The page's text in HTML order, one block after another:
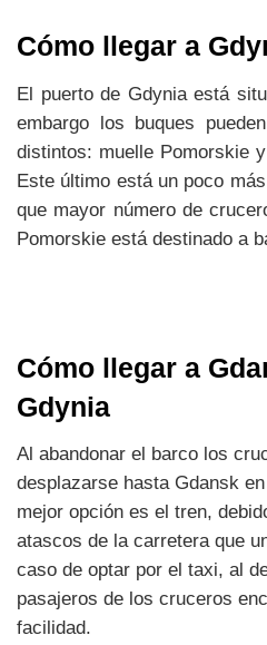
Cómo llegar a
El puerto de Gdynia está
embargo los buques
distintos: muelle Pomorskie
Este último está un poco
que mayor número de
Pomorskie está destinado a
Cómo llegar a
Gdynia
Al abandonar el barco los
desplazarse hasta Gdansk
mejor opción es el tren,
atascos de la carretera que
caso de optar por el taxi, al
pasajeros de los cruceros
facilidad.